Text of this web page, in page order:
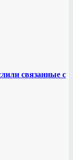
связанные с